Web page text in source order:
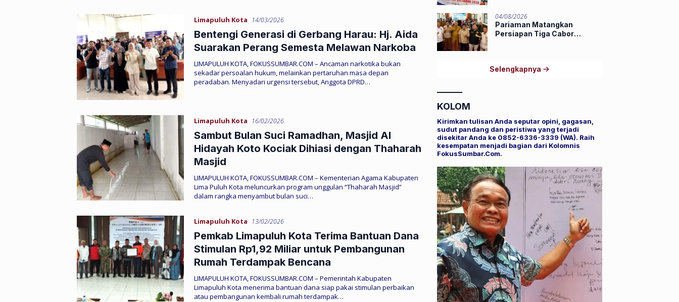
Limapuluh Kota 14/03/2026
Bentengi Generasi di Gerbang Harau: Hj. Aida
Suarakan Perang Semesta Melawan Narkoba
LIMAPULUH KOTA, FOKUSSUMBAR.COM – Ancaman narkotika bukan
sekadar persoalan hukum, melainkan pertaruhan masa depan
peradaban. Menyadari urgensi tersebut, Anggota DPRD…
Limapuluh Kota 16/02/2026
Sambut Bulan Suci Ramadhan, Masjid Al
Hidayah Koto Kociak Dihiasi dengan Thaharah
Masjid
LIMAPULUH KOTA, FOKUSSUMBAR.COM – Kementerian Agama Kabupaten
Lima Puluh Kota meluncurkan program unggulan “Thaharah Masjid”
dalam rangka menyambut bulan suci…
Limapuluh Kota 13/02/2026
Pemkab Limapuluh Kota Terima Bantuan Dana
Stimulan Rp1,92 Miliar untuk Pembangunan
Rumah Terdampak Bencana
‎‎LIMAPULUH KOTA, FOKUSSUMBAR.COM – Pemerintah Kabupaten
Limapuluh Kota menerima bantuan dana siap pakai stimulan perbaikan
atau pembangunan kembali rumah terdampak…
04/08/2026
Pariaman Matangkan
Persiapan Tiga Cabor
Selengkapnya
KOLOM
Kirimkan tulisan Anda seputar opini, gagasan,
sudut pandang dan peristiwa yang terjadi
disekitar Anda ke 0852-6336-3339 (WA). Raih
kesempatan menjadi bagian dari Kolomnis
FokusSumbar.Com.